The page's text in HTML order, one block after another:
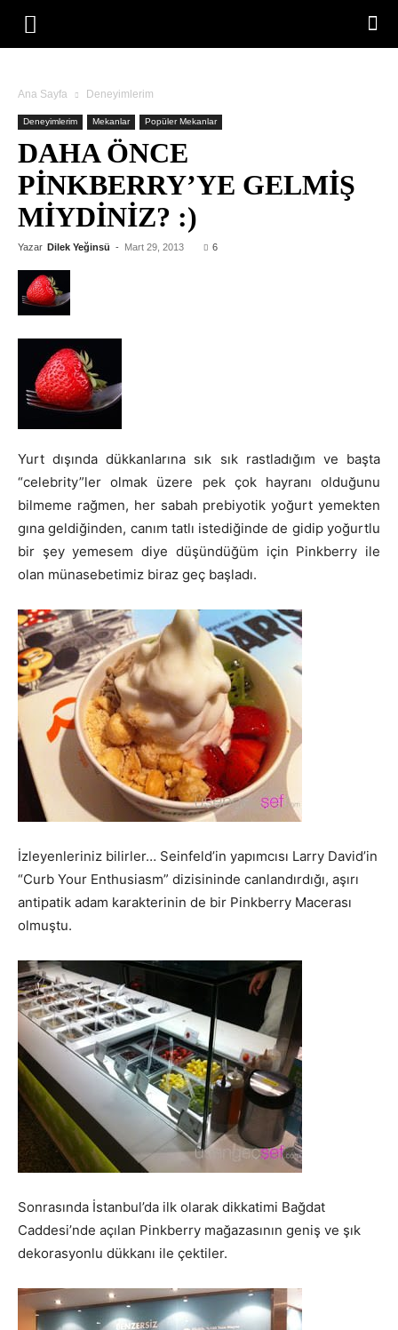
Ana Sayfa Deneyimlerim
Deneyimlerim Mekanlar Popüler Mekanlar
DAHA ÖNCE
PINKBERRY’YE GELMIŞ
MIYDINIZ? :)
Yazar Dilek Yeğinsü - Mart 29, 2013 6
Yurt dışında dükkanlarına sık sık rastladığım ve başta
“celebrity”ler olmak üzere pek çok hayranı olduğunu
bilmeme rağmen, her sabah prebiyotik yoğurt yemekten
gına geldiğinden, canım tatlı istediğinde de gidip yoğurtlu
bir şey yemesem diye düşündüğüm için Pinkberry ile
olan münasebetimiz biraz geç başladı.
İzleyenleriniz bilirler… Seinfeld’in yapımcısı Larry David’in
“Curb Your Enthusiasm” dizisininde canlandırdığı, aşırı
antipatik adam karakterinin de bir Pinkberry Macerası
olmuştu.
Sonrasında İstanbul’da ilk olarak dikkatimi Bağdat
Caddesi’nde açılan Pinkberry mağazasının geniş ve şık
dekorasyonlu dükkanı ile çektiler.